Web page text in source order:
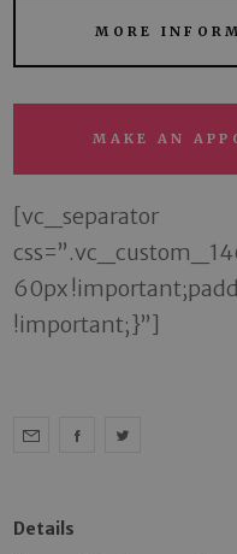
MORE
MAKE AN
[vc_separator
60px
!important;}”]
Details